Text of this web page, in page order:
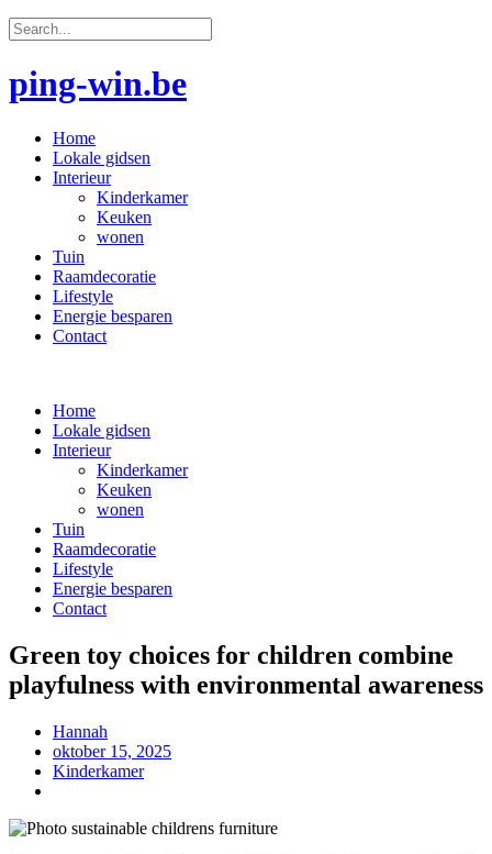
ping-win.be
Home
Lokale gidsen
Interieur
Kinderkamer
Keuken
wonen
Tuin
Raamdecoratie
Lifestyle
Energie besparen
Contact
Home
Lokale gidsen
Interieur
Kinderkamer
Keuken
wonen
Tuin
Raamdecoratie
Lifestyle
Energie besparen
Contact
Green toy choices for children combine
playfulness with environmental awareness
Hannah
oktober 15, 2025
Kinderkamer